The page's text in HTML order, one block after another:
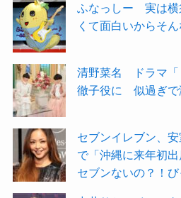
ふなっしー 実は横
くて面白いからそ
清野菜名 ドラマ「
徹子役に 似過ぎで
セブンイレブン、
で「沖縄に来年初
セブンないの？！び